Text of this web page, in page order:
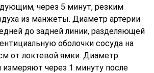
через 5 минут, резким
из манжеты. Диаметр артерии
до задней линии, разделяющей
оболочки сосуда на
от локтевой ямки. Диаметр
измеряют через 1 минуту после